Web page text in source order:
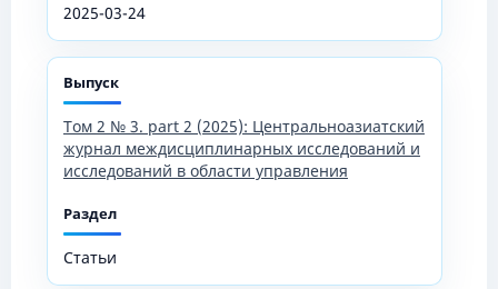
2025-03-24
Выпуск
Том 2 № 3. part 2 (2025): Центральноазиатский
журнал междисциплинарных исследований и
исследований в области управления
Раздел
Статьи